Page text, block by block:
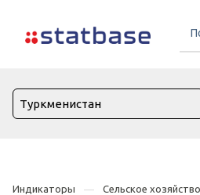
Индикаторы Сельское хозяйство